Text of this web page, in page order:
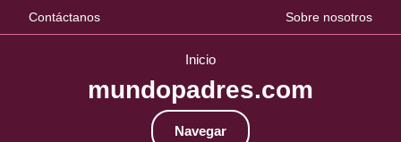
Contáctanos Sobre nosotros
Inicio
mundopadres.com
Navegar